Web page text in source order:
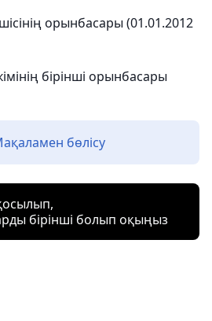
орынбасары (01.01.2012
бірінші орынбасары
бөлісу
бірінші болып оқыңыз